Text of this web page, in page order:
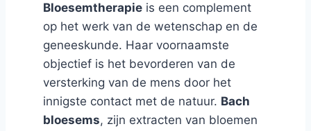
Bloesemtherapie is een complement
op het werk van de wetenschap en de
geneeskunde. Haar voornaamste
objectief is het bevorderen van de
versterking van de mens door het
innigste contact met de natuur. Bach
bloesems, zijn extracten van bloemen